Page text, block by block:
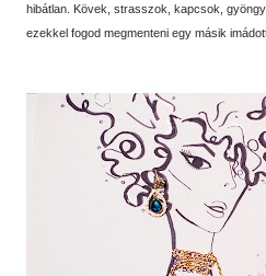
hibátlan. Kövek, strasszok, kapcsok,
ezekkel fogod megmenteni egy másik